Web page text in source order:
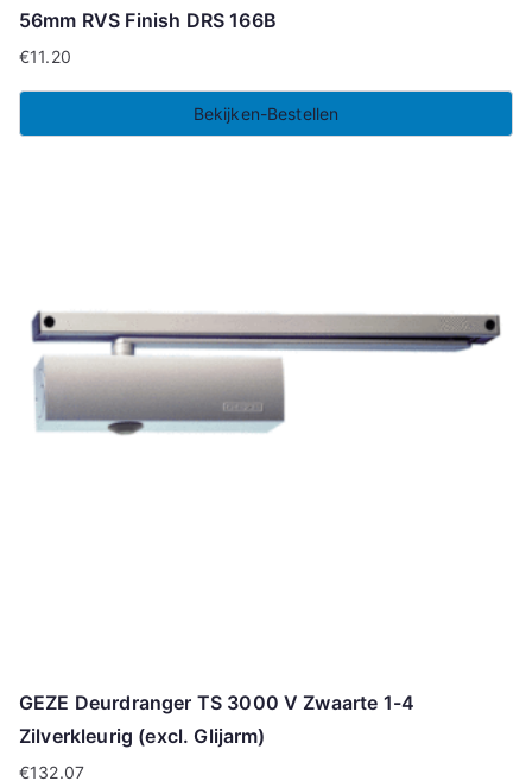
56mm RVS Finish DRS 166B
€11.20
Bekijken-Bestellen
GEZE Deurdranger TS 3000 V Zwaarte 1-4
Zilverkleurig (excl. Glijarm)
€132.07